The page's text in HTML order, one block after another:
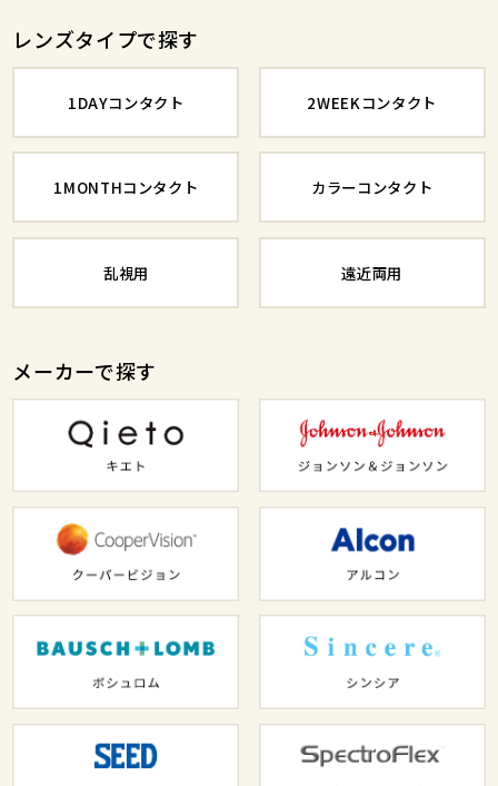
レンズタイプで探す
1DAYコンタクト 2WEEKコンタクト
1MONTHコンタクト カラーコンタクト
乱視用 遠近両用
メーカーで探す